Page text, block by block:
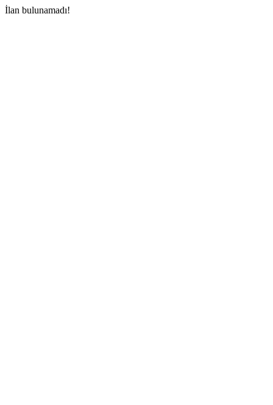
İlan bulunamadı!